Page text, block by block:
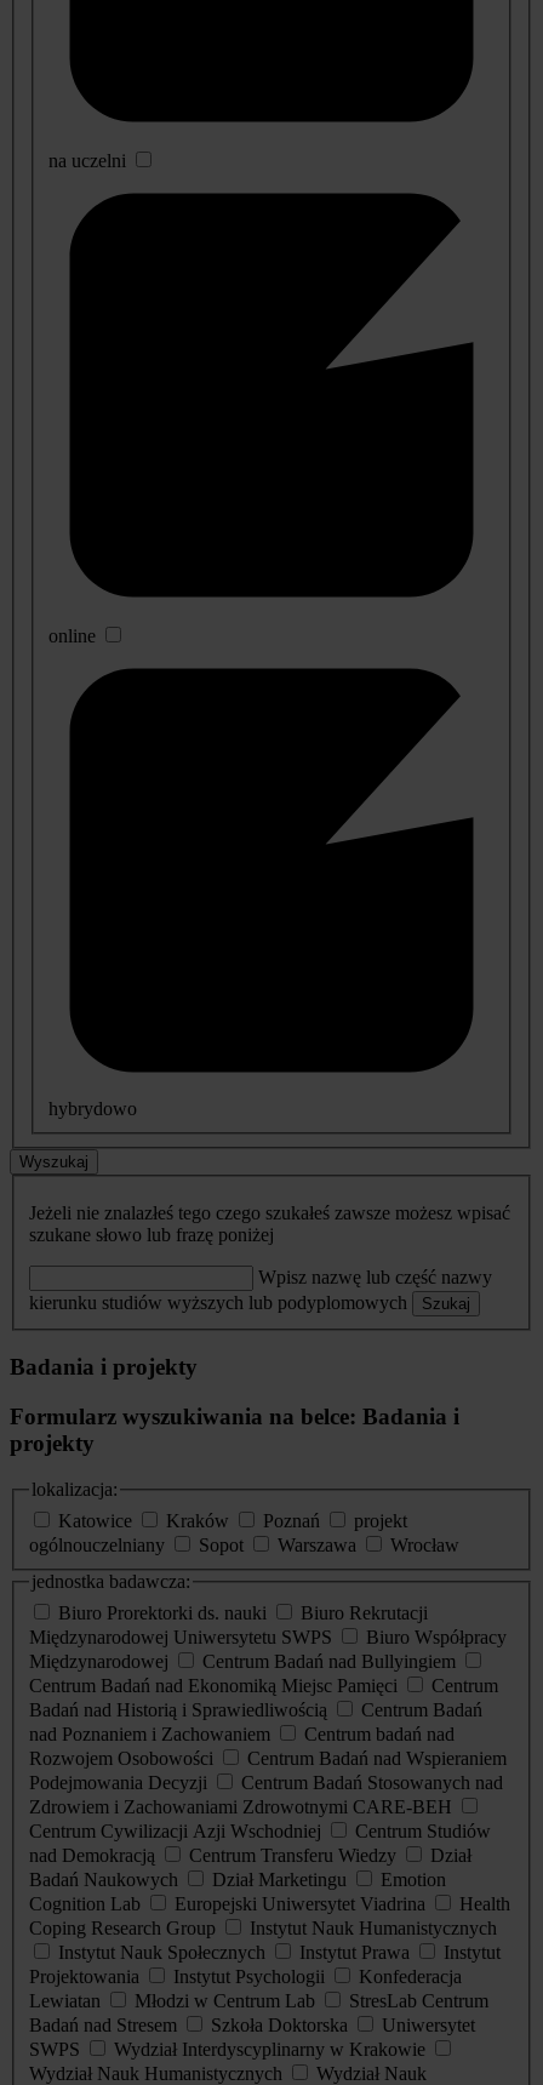
na uczelni
online
hybrydowo
Wyszukaj
Jeżeli nie znalazłeś tego czego szukałeś zawsze możesz wpisać
szukane słowo lub frazę poniżej
Wpisz nazwę lub część nazwy
kierunku studiów wyższych lub podyplomowych
Szukaj
Badania i projekty
Formularz wyszukiwania na belce: Badania i
projekty
lokalizacja:
Katowice
Kraków Poznań
projekt
ogólnouczelniany
Sopot Warszawa
Wrocław
jednostka badawcza:
Biuro Prorektorki ds. nauki
Biuro Rekrutacji
Międzynarodowej Uniwersytetu SWPS
Biuro Współpracy
Międzynarodowej
Centrum Badań nad Bullyingiem
Centrum Badań nad Ekonomiką Miejsc Pamięci
Centrum
Badań nad Historią i Sprawiedliwością
Centrum Badań
nad Poznaniem i Zachowaniem
Centrum badań nad
Rozwojem Osobowości
Centrum Badań nad Wspieraniem
Podejmowania Decyzji
Centrum Badań Stosowanych nad
Zdrowiem i Zachowaniami Zdrowotnymi CARE-BEH
Centrum Cywilizacji Azji Wschodniej
Centrum Studiów
nad Demokracją
Centrum Transferu Wiedzy
Dział
Badań Naukowych
Dział Marketingu
Emotion
Cognition Lab
Europejski Uniwersytet Viadrina
Health
Coping Research Group
Instytut Nauk Humanistycznych
Instytut Nauk Społecznych
Instytut Prawa
Instytut
Projektowania
Instytut Psychologii
Konfederacja
Lewiatan
Młodzi w Centrum Lab
StresLab Centrum
Badań nad Stresem
Szkoła Doktorska
Uniwersytet
SWPS
Wydział Interdyscyplinarny w Krakowie
Wydział Nauk Humanistycznych
Wydział Nauk